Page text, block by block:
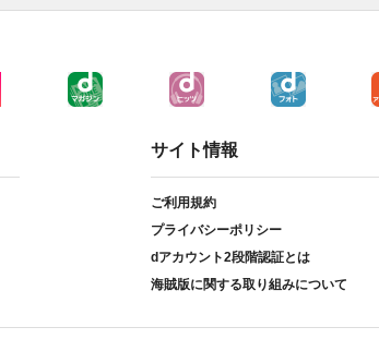
サイト情報
ご利用規約
プライバシーポリシー
dアカウント2段階認証とは
海賊版に関する取り組みについて